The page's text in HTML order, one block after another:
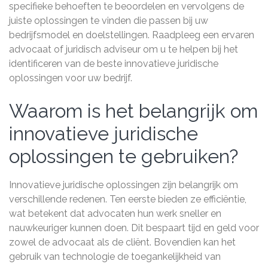
specifieke behoeften te beoordelen en vervolgens de
juiste oplossingen te vinden die passen bij uw
bedrijfsmodel en doelstellingen. Raadpleeg een ervaren
advocaat of juridisch adviseur om u te helpen bij het
identificeren van de beste innovatieve juridische
oplossingen voor uw bedrijf.
Waarom is het belangrijk om
innovatieve juridische
oplossingen te gebruiken?
Innovatieve juridische oplossingen zijn belangrijk om
verschillende redenen. Ten eerste bieden ze efficiëntie,
wat betekent dat advocaten hun werk sneller en
nauwkeuriger kunnen doen. Dit bespaart tijd en geld voor
zowel de advocaat als de cliënt. Bovendien kan het
gebruik van technologie de toegankelijkheid van